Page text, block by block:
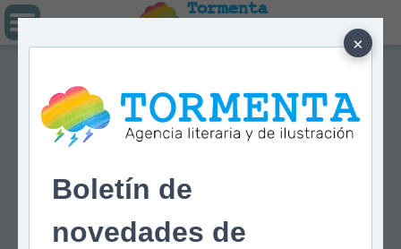
×
Boletín de
novedades de
Tormenta